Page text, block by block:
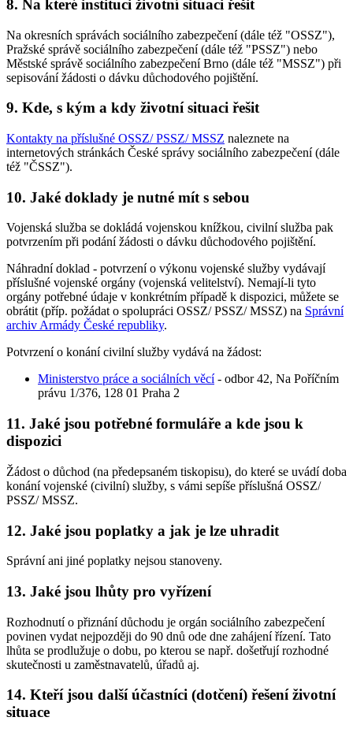
8. Na které instituci životní situaci řešit
Na okresních správách sociálního zabezpečení (dále též "OSSZ"),
Pražské správě sociálního zabezpečení (dále též "PSSZ") nebo
Městské správě sociálního zabezpečení Brno (dále též "MSSZ") při
sepisování žádosti o dávku důchodového pojištění.
9. Kde, s kým a kdy životní situaci řešit
Kontakty na příslušné OSSZ/ PSSZ/ MSSZ naleznete na
internetových stránkách České správy sociálního zabezpečení (dále
též "ČSSZ").
10. Jaké doklady je nutné mít s sebou
Vojenská služba se dokládá vojenskou knížkou, civilní služba pak
potvrzením při podání žádosti o dávku důchodového pojištění.
Náhradní doklad - potvrzení o výkonu vojenské služby vydávají
příslušné vojenské orgány (vojenská velitelství). Nemají-li tyto
orgány potřebné údaje v konkrétním případě k dispozici, můžete se
obrátit (příp. požádat o spolupráci OSSZ/ PSSZ/ MSSZ) na Správní
archiv Armády České republiky.
Potvrzení o konání civilní služby vydává na žádost:
Ministerstvo práce a sociálních věcí- odbor 42, Na Poříčním
právu 1/376, 128 01 Praha 2
11. Jaké jsou potřebné formuláře a kde jsou k
dispozici
Žádost o důchod (na předepsaném tiskopisu), do které se uvádí doba
konání vojenské (civilní) služby, s vámi sepíše příslušná OSSZ/
PSSZ/ MSSZ.
12. Jaké jsou poplatky a jak je lze uhradit
Správní ani jiné poplatky nejsou stanoveny.
13. Jaké jsou lhůty pro vyřízení
Rozhodnutí o přiznání důchodu je orgán sociálního zabezpečení
povinen vydat nejpozději do 90 dnů ode dne zahájení řízení. Tato
lhůta se prodlužuje o dobu, po kterou se např. došetřují rozhodné
skutečnosti u zaměstnavatelů, úřadů aj.
14. Kteří jsou další účastníci (dotčení) řešení životní
situace